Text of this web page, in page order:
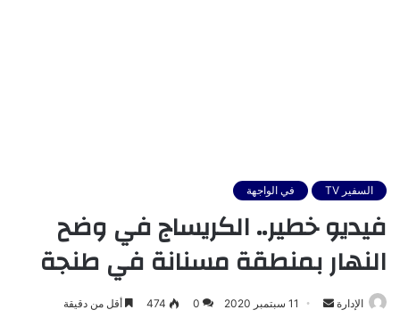
السفير TV في الواجهة
فيديو خطير.. الكريساج في وضح
النهار بمنطقة مسنانة في طنجة
الإدارة
أرسل
11 سبتمبر 2020 0
474 أقل من دقيقة